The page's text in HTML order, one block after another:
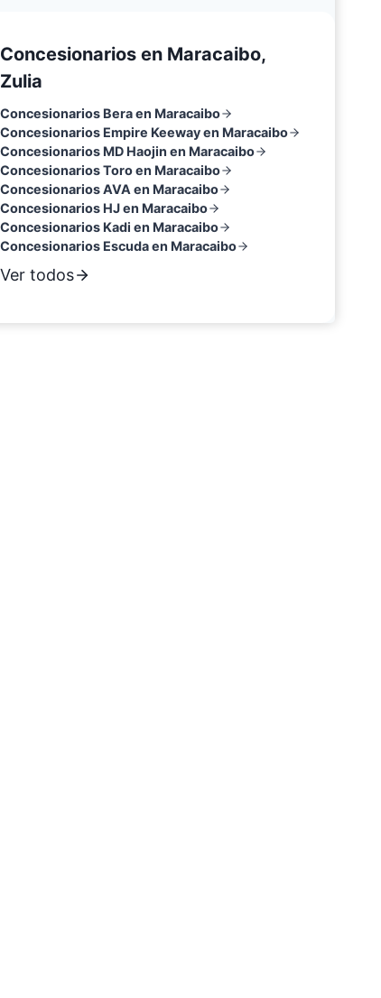
Concesionarios en Maracaibo,
Zulia
Concesionarios Bera en Maracaibo
Concesionarios Empire Keeway en Maracaibo
Concesionarios MD Haojin en Maracaibo
Concesionarios Toro en Maracaibo
Concesionarios AVA en Maracaibo
Concesionarios HJ en Maracaibo
Concesionarios Kadi en Maracaibo
Concesionarios Escuda en Maracaibo
Ver todos